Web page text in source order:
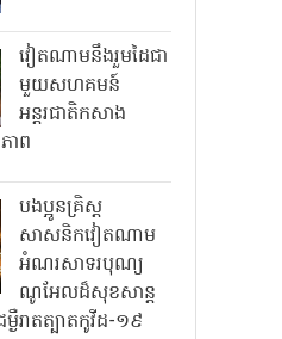
វៀតណាមនឹងរួមដៃជា
មួយសហគមន៍
អន្តរជាតិកសាង
ាព
បងប្អូនគ្រិស្ត
សាសនិកវៀតណាម
អំណរសាទរបុណ្យ
ណូអែលដ៏សុខសាន្ត
ងឺរាតត្បាតកូវីដ-១៩